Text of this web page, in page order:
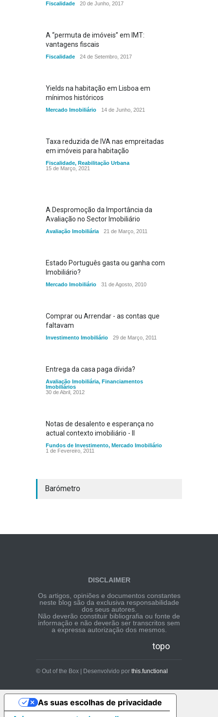
Fiscalidade 20 de Junho, 2017
A “permuta de imóveis” em IMT:
vantagens fiscais
Fiscalidade 24 de Setembro, 2017
Yields na habitação em Lisboa em
mínimos históricos
Mercado Imobiliário 14 de Junho, 2021
Taxa reduzida de IVA nas empreitadas
em imóveis para habitação
Fiscalidade, Reabilitação Urbana
15 de Março, 2021
A Despromoção da Importância da
Avaliação no Sector Imobiliário
Avaliação Imobiliária 21 de Março, 2011
Estado Português gasta ou ganha com
Imobiliário?
Mercado Imobiliário 31 de Agosto, 2010
Comprar ou Arrendar - as contas que
faltavam
Investimento Imobiliário 29 de Março, 2011
Entrega da casa paga dívida?
Avaliação Imobiliária, Financiamentos
Imobiliários
30 de Abril, 2012
Notas de desalento e esperança no
actual contexto imobiliário - II
Fundos de Investimento, Mercado Imobiliário
1 de Fevereiro, 2011
Barómetro
DISCLAIMER
Os artigos, opiniões e documentos constantes
neste blog são da exclusiva responsabilidade
dos seus autores.
Não deverão constituir bibliografia ou fonte de
informação e não deverão ser transcritos sem
a expressa autorização dos mesmos.
topo
© Out of the Box | Desenvolvido por this.functional
As suas escolhas de privacidade